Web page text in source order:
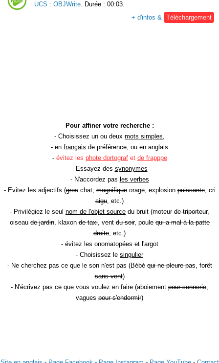
UCS : OBJWrite. Durée : 00:03.
+ d'infos & Téléchargement
Pour affiner votre recherche :
- Choisissez un ou deux mots simples,
- en français de préférence, ou en anglais
- évitez les phote dortografet de frapppe
- Essayez des synonymes
- N'accordez pas les verbes
- Evitez les adjectifs (groschat,magnifiqueorage, explosionpuissante, cri
aigu, etc.)
- Privilégiez le seul nom de l'objet source du bruit (moteur de triporteur,
oiseaude jardin, klaxonde taxi, ventdu soir, poulequi a mal à la patte
droite, etc.)
- évitez les onomatopées et l'argot
- Choisissez le singulier
- Ne cherchez pas ce que le son n'est pas (Bébéqui ne pleure pas, forêt
sans vent)
- N'écrivez pas ce que vous voulez en faire (aboiement pour sonnerie,
vagues pour s'endormir)